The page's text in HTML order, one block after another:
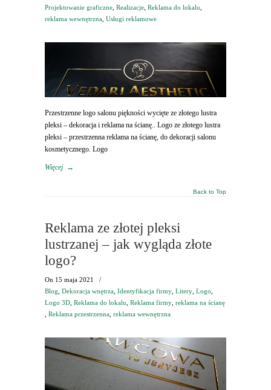
Projektowanie graficzne Realizacje Reklama do lokalu
reklama wewnętrzna Usługi reklamowe
Przestrzenne logo salonu piękności wycięte ze złotego lustra
pleksi – dekoracja i reklama na ścianę.. Logo ze złotego lustra
pleksi – przestrzenna reklama na ścianę, do dekoracji salonu
kosmetycznego. Logo
Więcej →
Back to Top
Reklama ze złotej pleksi
lustrzanej – jak wygląda złote
logo?
On 15 maja 2021
/
Blog Dekoracja wnętrza Identyfikacja firmy Litery Logo
Logo 3D Reklama do lokalu Reklama firmy reklama na ścianę
Reklama przestrzenna reklama wewnętrzna